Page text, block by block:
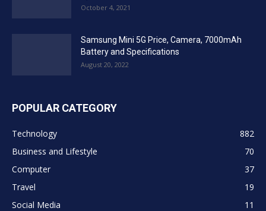
October 4, 2021
Samsung Mini 5G Price, Camera, 7000mAh
Battery and Specifications
August 20, 2022
POPULAR CATEGORY
Technology
882
Business and Lifestyle
70
Computer
37
Travel
19
Social Media
11